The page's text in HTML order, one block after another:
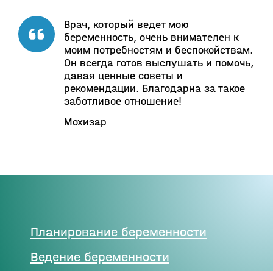
Планирование беременности
Ведение беременности
Врач, который ведет мою
беременность, очень внимателен к
моим потребностям и беспокойствам.
Он всегда готов выслушать и помочь,
давая ценные советы и
рекомендации. Благодарна за такое
заботливое отношение!
Мохизар